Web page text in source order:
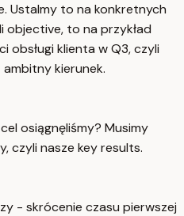
Ustalmy to na konkretnych
objective, to na przykład
obsługi klienta w Q3, czyli
kierunek.
osiągnęliśmy? Musimy
czyli nasze key results.
- skrócenie czasu pierwszej